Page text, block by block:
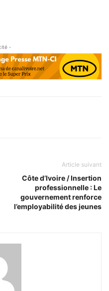
-
Article suivant
Côte d’Ivoire / Insertion
professionnelle : Le
gouvernement renforce
l’employabilité des jeunes